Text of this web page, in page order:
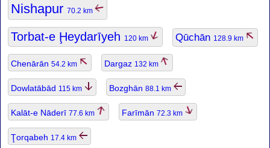
Nishapur 70.2 km
Torbat-e Ḩeydarīyeh 120 km Qūchān 128.9 km
Chenārān 54.2 km Dargaz 132 km
Dowlatābād 115 km Bozghān 88.1 km
Kalāt-e Nāderī 77.6 km Farīmān 72.3 km
Ţorqabeh 17.4 km